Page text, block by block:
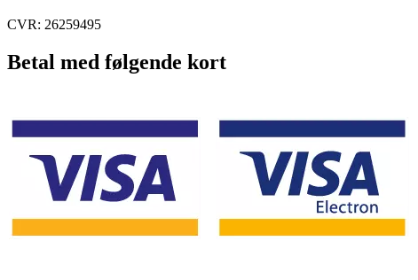
CVR: 26259495
Betal med følgende kort